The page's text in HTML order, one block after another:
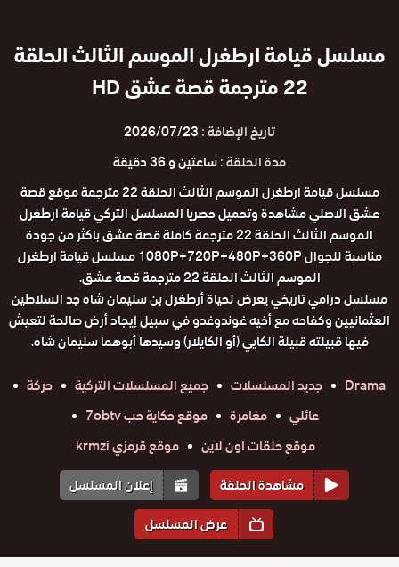
مسلسل قيامة ارطغرل الموسم الثالث الحلقة
22 مترجمة قصة عشق HD
تاريخ الإضافة :2026/07/23
مدة الحلقة :ساعتين و 36 دقيقة
مسلسل قيامة ارطغرل الموسم الثالث الحلقة 22 مترجمة موقع قصة
عشق الاصلي مشاهدة وتحميل حصريا المسلسل التركي قيامة ارطغرل
الموسم الثالث الحلقة 22 مترجمة كاملة قصة عشق باكثر من جودة
مناسبة للجوال 1080P+720P+480P+360P مسلسل قيامة ارطغرل
الموسم الثالث الحلقة 22 مترجمة قصة عشق.
مسلسل درامي تاريخي يعرض لحياة أرطغرل بن سليمان شاه جد السلاطين
العثمانيين وكفاحه مع أخيه غوندوغدو في سبيل إيجاد أرض صالحة لتعيش
فيها قبيلته قبيلة الكايي (أو الكايلار) وسيدها أبوهما سليمان شاه.
Drama
جديد المسلسلات جميع المسلسلات التركية
حركة
عائلي
مغامرة
موقع حكاية حب 7obtv
موقع حلقات اون لاين
موقع قرمزي krmzi
مشاهدة الحلقة
إعلان المسلسل
عرض المسلسل